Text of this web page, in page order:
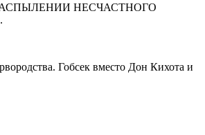
РАСПЫЛЕНИИ НЕСЧАСТНОГО
Гобсек вместо Дон Кихота и